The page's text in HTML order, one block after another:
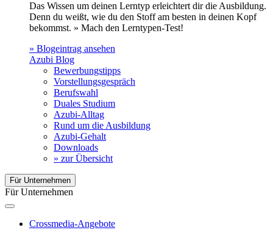
Das Wissen um deinen Lerntyp erleichtert dir die Ausbildung.
Denn du weißt, wie du den Stoff am besten in deinen Kopf
bekommst. » Mach den Lerntypen-Test!
» Blogeintrag ansehen
Azubi Blog
Bewerbungstipps
Vorstellungsgespräch
Berufswahl
Duales Studium
Azubi-Alltag
Rund um die Ausbildung
Azubi-Gehalt
Downloads
» zur Übersicht
Für Unternehmen
Für Unternehmen
Crossmedia-Angebote